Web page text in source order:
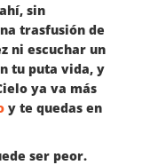
sin
trasfusión de
ni escuchar un
tu puta vida, y
ya va más
y te quedas en
ser peor.